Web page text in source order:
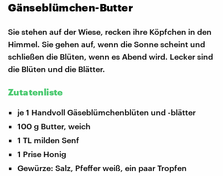
Gänseblümchen-Butter
Sie stehen auf der Wiese, recken ihre Köpfchen in den
Himmel. Sie gehen auf, wenn die Sonne scheint und
schließen die Blüten, wenn es Abend wird. Lecker sind
die Blüten und die Blätter.
Zutatenliste
je 1 Handvoll Gäseblümchenblüten und -blätter
100 g Butter, weich
1 TL milden Senf
1 Prise Honig
Gewürze: Salz, Pfeffer weiß, ein paar Tropfen